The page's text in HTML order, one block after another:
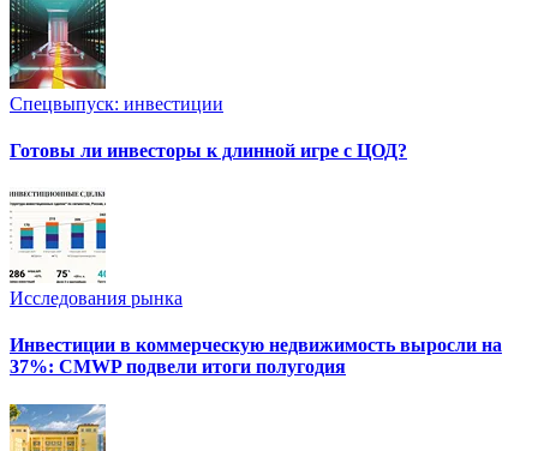
Спецвыпуск: инвестиции
Готовы ли инвесторы к длинной игре с ЦОД?
Исследования рынка
Инвестиции в коммерческую недвижимость выросли на
37%: CMWP подвели итоги полугодия